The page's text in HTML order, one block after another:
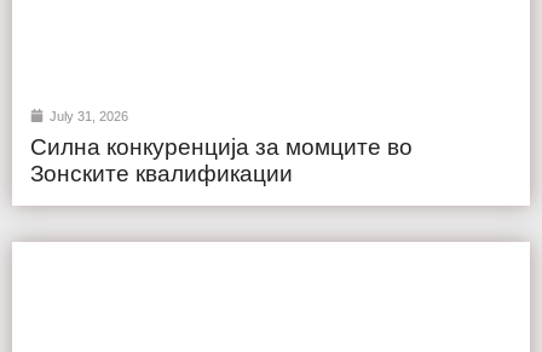
July 31, 2026
Силна конкуренција за момците во
Зонските квалификации